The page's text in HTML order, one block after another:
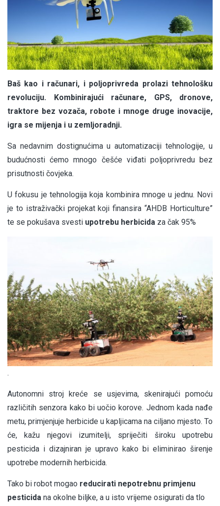
Baš kao i računari, i poljoprivreda prolazi tehnološku
revoluciju. Kombinirajući računare, GPS, dronove,
traktore bez vozača, robote i mnoge druge inovacije,
igra se mijenja i u zemljoradnji.
Sa nedavnim dostignućima u automatizaciji tehnologije, u
budućnosti ćemo mnogo češće viđati poljoprivredu bez
prisutnosti čovjeka.
U fokusu je tehnologija koja kombinira mnoge u jednu. Novi
je to istraživački projekat koji finansira “AHDB Horticulture”
te se pokušava svesti upotrebu herbicida za čak 95%
.
Autonomni stroj kreće se usjevima, skenirajući pomoću
različitih senzora kako bi uočio korove. Jednom kada nađe
metu, primjenjuje herbicide u kapljicama na ciljano mjesto. To
će, kažu njegovi izumitelji, spriječiti široku upotrebu
pesticida i dizajniran je upravo kako bi eliminirao širenje
upotrebe modernih herbicida.
Tako bi robot mogao reducirati nepotrebnu primjenu
pesticida na okolne biljke, a u isto vrijeme osigurati da tlo